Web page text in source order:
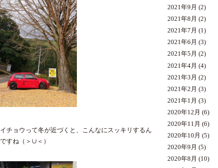
イチョウって冬が近づくと、こんなにスッキリするん
ですね（＞∪＜）
2021年9月 (2)
2021年8月 (2)
2021年7月 (1)
2021年6月 (3)
2021年5月 (2)
2021年4月 (4)
2021年3月 (2)
2021年2月 (3)
2021年1月 (3)
2020年12月 (6)
2020年11月 (6)
2020年10月 (5)
2020年9月 (5)
2020年8月 (10)